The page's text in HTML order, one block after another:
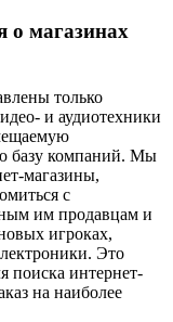
о магазинах
только
и аудиотехники
базу компаний. Мы
магазины,
с
им продавцам и
игроках,
Это
поиска интернет-
на наиболее